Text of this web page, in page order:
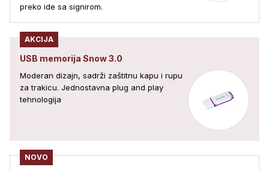
preko ide sa signirom.
AKCIJA
USB memorija Snow 3.0
Moderan dizajn, sadrži zaštitnu kapu i rupu
za trakicu. Jednostavna plug and play
tehnologija
NOVO